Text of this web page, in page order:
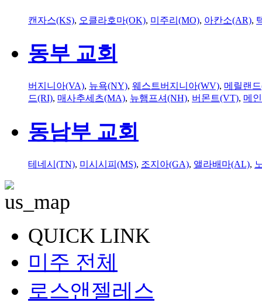
캔자스(KS), 오클라호마(OK), 미주리(MO), 아칸소(AR),
동부 교회
버지니아(VA), 뉴욕(NY), 웨스트버지니아(WV), 메릴랜
드(RI), 매사추세츠(MA), 뉴햄프셔(NH), 버몬트(VT), 메
동남부 교회
테네시(TN), 미시시피(MS), 조지아(GA), 앨라배마(AL),
QUICK LINK
미주 전체
로스앤젤레스